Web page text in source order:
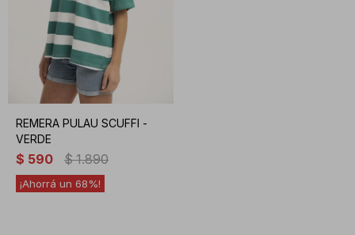
REMERA PULAU SCUFFI -
VERDE
$ 590 $ 1.890
68